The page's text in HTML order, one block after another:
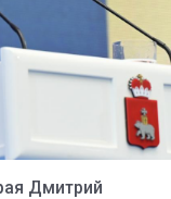
Дмитрий